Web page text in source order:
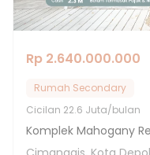
Rp 2.640.000.000
Rumah Secondary
Cicilan 22.6 Juta/bulan
Komplek Mahogany